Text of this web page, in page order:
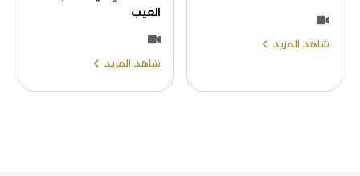
شاهد المزيد
العيب
شاهد المزيد